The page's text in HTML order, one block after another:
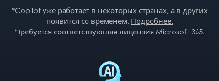
*Copilot уже работает в некоторых странах, а в других
появится со временем. Подробнее.
*Требуется соответствующая лицензия Microsoft 365.